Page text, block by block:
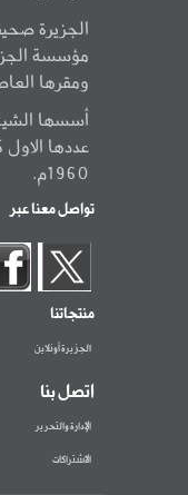
الجزيرة
مؤسسة
ومقرها
أسسها
عددها
1960م.
تواصل معنا عبر
منتجاتنا
الجزيرة أونلاين
اتصل بنا
الإدارة والتحرير
الاشتراكات